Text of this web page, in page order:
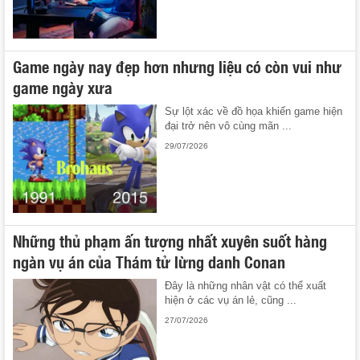
Game ngày nay đẹp hơn nhưng liệu có còn vui như
game ngày xưa
Sự lột xác về đồ họa khiến game hiện
đại trở nên vô cùng mãn ...
29/07/2026
Những thủ phạm ấn tượng nhất xuyên suốt hàng
ngàn vụ án của Thám tử lừng danh Conan
Đây là những nhân vật có thể xuất
hiện ở các vụ án lẻ, cũng ...
27/07/2026